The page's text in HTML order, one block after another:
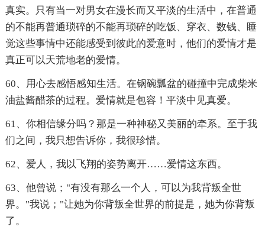
真实。只有当一对男女在漫长而又平淡的生活中，在普通
的不能再普通琐碎的不能再琐碎的吃饭、穿衣、数钱、睡
觉这些事情中还能感受到彼此的爱意时，他们的爱情才是
真正可以天荒地老的爱情。
60、用心去感悟感知生活。在锅碗瓢盆的碰撞中完成柴米
油盐酱醋茶的过程。爱情就是包容！平淡中见真爱。
61、你相信缘分吗？那是一种神秘又美丽的牵系。至于我
们之间，我只想告诉你，我很珍惜。
62、爱人，我以飞翔的姿势离开……爱情这东西。
63、他曾说；"有没有那么一个人，可以为我背叛全世
界。"我说；"让她为你背叛全世界的前提是，她为你背叛
了。